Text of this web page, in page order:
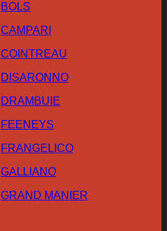
BOLS
CAMPARI
COINTREAU
DISARONNO
DRAMBUIE
FEENEYS
FRANGELICO
GALLIANO
GRAND MANIER